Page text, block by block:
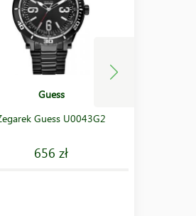
Guess
Guess U0043G2
656 zł